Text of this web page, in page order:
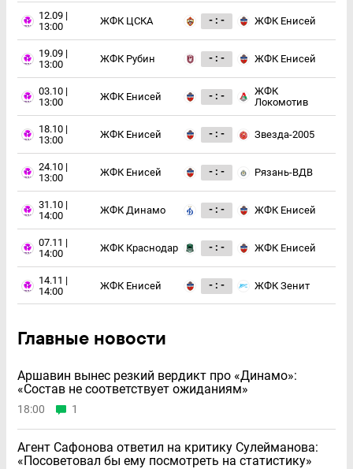
12.09 |
13:00
ЖФК ЦСКА - : - ЖФК Енисей
19.09 |
13:00
ЖФК Рубин - : - ЖФК Енисей
03.10 |
13:00
ЖФК Енисей - : -
ЖФК
Локомотив
18.10 |
13:00
ЖФК Енисей - : - Звезда-2005
24.10 |
13:00
ЖФК Енисей - : - Рязань-ВДВ
31.10 |
14:00
ЖФК Динамо - : - ЖФК Енисей
07.11 |
14:00
ЖФК Краснодар - : - ЖФК Енисей
14.11 |
14:00
ЖФК Енисей - : - ЖФК Зенит
Главные новости
Аршавин вынес резкий вердикт про «Динамо»:
«Состав не соответствует ожиданиям»
18:00 1
Агент Сафонова ответил на критику Сулейманова:
«Посоветовал бы ему посмотреть на статистику»